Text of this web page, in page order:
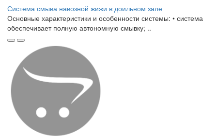
Система смыва навозной жижи в доильном зале
Основные характеристики и особенности системы: • система
обеспечивает полную автономную смывку; ..